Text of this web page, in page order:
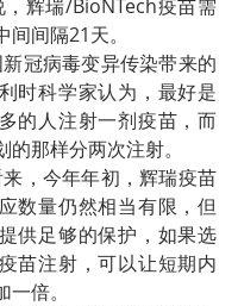
辉瑞/BioNTech疫苗需
间隔21天。
冠病毒变异传染带来的
时科学家认为，最好是
的人注射一剂疫苗，而
那样分两次注射。
，今年年初，辉瑞疫苗
数量仍然相当有限，但
供足够的保护，如果选
苗注射，可以让短期内
倍。